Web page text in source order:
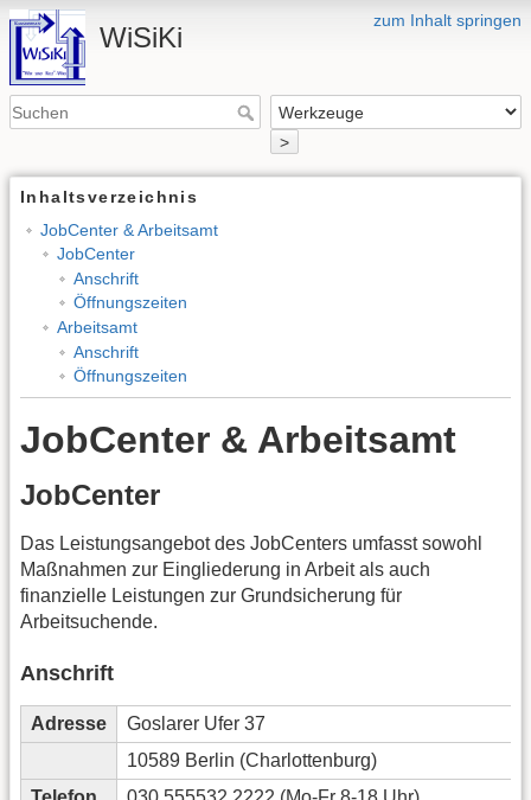
zum Inhalt springen
WiSiKi
>
Inhaltsverzeichnis
JobCenter & Arbeitsamt
JobCenter
Anschrift
Öffnungszeiten
Arbeitsamt
Anschrift
Öffnungszeiten
JobCenter & Arbeitsamt
JobCenter
Das Leistungsangebot des JobCenters umfasst sowohl
Maßnahmen zur Eingliederung in Arbeit als auch
finanzielle Leistungen zur Grundsicherung für
Arbeitsuchende.
Anschrift
Adresse
Goslarer Ufer 37
10589 Berlin (Charlottenburg)